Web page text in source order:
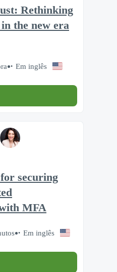
Rethinking
the new era
Em inglês
securing
MFA
Em inglês